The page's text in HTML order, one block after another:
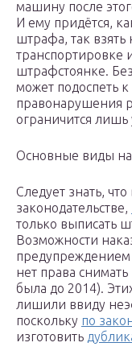
машину после
И ему придётся,
штрафа, так взять
транспортировке
штрафстоянке.
может подоспеть
правонарушения
ограничится
Основные виды
Следует знать,
законодательстве,
только выписать
Возможности
предупреждением
нет права
была до 2014).
лишили ввиду
поскольку по
изготовить